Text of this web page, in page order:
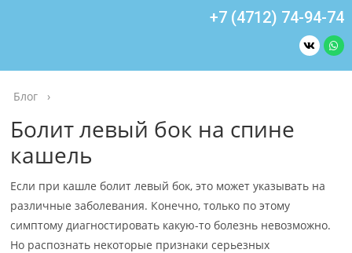
+7 (4712) 74-94-74
Блог ›
Болит левый бок на спине
кашель
Если при кашле болит левый бок, это может указывать на
различные заболевания. Конечно, только по этому
симптому диагностировать какую-то болезнь невозможно.
Но распознать некоторые признаки серьезных